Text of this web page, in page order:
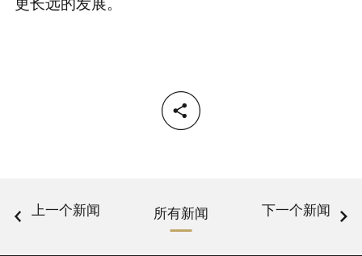
更长远的发展。
上一个新闻 所有新闻 下一个新闻